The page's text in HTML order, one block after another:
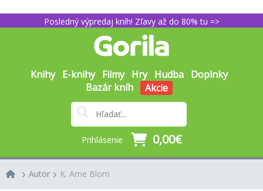
Posledný výpredaj kníh! Zľavy až do 80% tu =>
Knihy E-knihy Filmy Hry Hudba Doplnky
Bazár kníh
Akcie
Prihlásenie 0,00€
Autor K. Arne Blom